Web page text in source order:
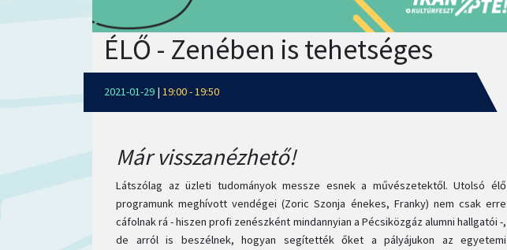
ÉLŐ - Zenében is tehetséges
2021-01-29 | 19:00 - 19:50
Már visszanézhető!
Látszólag az üzleti tudományok messze esnek a művészetektől. Utolsó élő
programunk meghívott vendégei (Zoric Szonja énekes, Franky) nem csak erre
cáfolnak rá - hiszen profi zenészként mindannyian a Pécsiközgáz alumni hallgatói -,
de arról is beszélnek, hogyan segítették őket a pályájukon az egyetemi